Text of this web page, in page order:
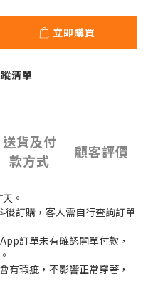
立即購買
清單
送貨及付
款方式
顧客評價
。
後訂購，客人需自行查詢訂單
訂單未有確認開單付款，
有瑕疵，不影響正常穿著，